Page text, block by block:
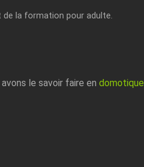
de la formation pour adulte.
le savoir faire en domotique